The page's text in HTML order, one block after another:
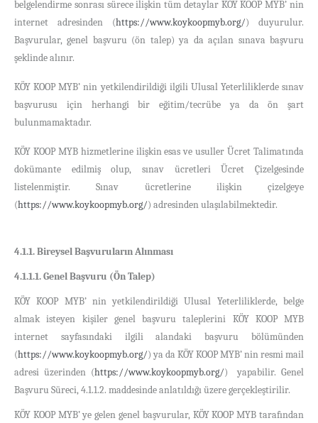
belgelendirme sonrası sürece ilişkin tüm detaylar KÖY KOOP MYB’ nin
internet adresinden (https://www.koykoopmyb.org/) duyurulur.
Başvurular, genel başvuru (ön talep) ya da açılan sınava başvuru
şeklinde alınır.
KÖY KOOP MYB’ nin yetkilendirildiği ilgili Ulusal Yeterliliklerde sınav
başvurusu için herhangi bir eğitim/tecrübe ya da ön şart
bulunmamaktadır.
KÖY KOOP MYB hizmetlerine ilişkin esas ve usuller Ücret Talimatında
dokümante edilmiş olup, sınav ücretleri Ücret Çizelgesinde
listelenmiştir. Sınav ücretlerine ilişkin çizelgeye
(https://www.koykoopmyb.org/) adresinden ulaşılabilmektedir.
4.1.1. Bireysel Başvuruların Alınması
4.1.1.1. Genel Başvuru (Ön Talep)
KÖY KOOP MYB’ nin yetkilendirildiği Ulusal Yeterliliklerde, belge
almak isteyen kişiler genel başvuru taleplerini KÖY KOOP MYB
internet sayfasındaki ilgili alandaki başvuru bölümünden
(https://www.koykoopmyb.org/) ya da KÖY KOOP MYB’ nin resmi mail
adresi üzerinden (https://www.koykoopmyb.org/) yapabilir. Genel
Başvuru Süreci, 4.1.1.2. maddesinde anlatıldığı üzere gerçekleştirilir.
KÖY KOOP MYB’ ye gelen genel başvurular, KÖY KOOP MYB tarafından